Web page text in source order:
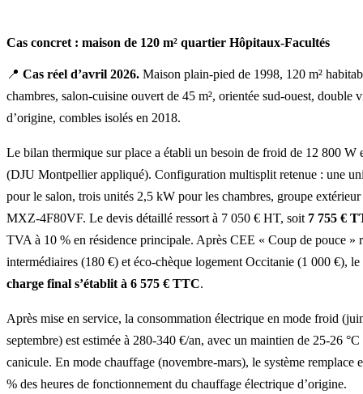
Cas concret : maison de 120 m² quartier Hôpitaux-Facultés
📍 Cas réel d’avril 2026. Maison plain-pied de 1998, 120 m²
chambres, salon-cuisine ouvert de 45 m², orientée sud-ouest, double
d’origine, combles isolés en 2018.
Le bilan thermique sur place a établi un besoin de froid de 12 800 W
(DJU Montpellier appliqué). Configuration multisplit retenue : une
pour le salon, trois unités 2,5 kW pour les chambres, groupe
MXZ-4F80VF. Le devis détaillé ressort à 7 050 € HT, soit 7 755 €
TVA à 10 % en résidence principale. Après CEE « Coup de pouce »
intermédiaires (180 €) et éco-chèque logement Occitanie (1 000 €), le
charge final s’établit à 6 575 € TTC.
Après mise en service, la consommation électrique en mode froid
septembre) est estimée à 280-340 €/an, avec un maintien de 25-26
canicule. En mode chauffage (novembre-mars), le système remplace
% des heures de fonctionnement du chauffage électrique d’origine.